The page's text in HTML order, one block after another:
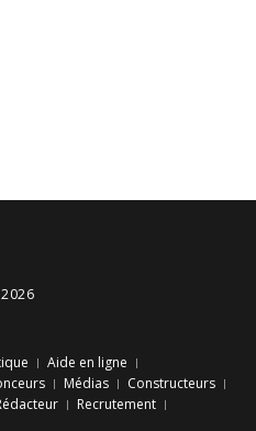
Aide en ligne
Médias
Constructeurs
Recrutement